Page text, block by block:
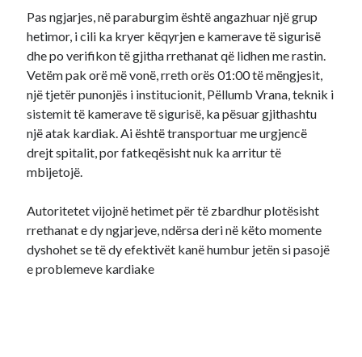
Pas ngjarjes, në paraburgim është angazhuar një grup
hetimor, i cili ka kryer këqyrjen e kamerave të sigurisë
dhe po verifikon të gjitha rrethanat që lidhen me rastin.
Vetëm pak orë më vonë, rreth orës 01:00 të mëngjesit,
një tjetër punonjës i institucionit, Pëllumb Vrana, teknik i
sistemit të kamerave të sigurisë, ka pësuar gjithashtu
një atak kardiak. Ai është transportuar me urgjencë
drejt spitalit, por fatkeqësisht nuk ka arritur të
mbijetojë.
Autoritetet vijojnë hetimet për të zbardhur plotësisht
rrethanat e dy ngjarjeve, ndërsa deri në këto momente
dyshohet se të dy efektivët kanë humbur jetën si pasojë
e problemeve kardiake